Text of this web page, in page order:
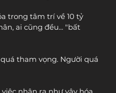
trong tâm trí về 10 tỷ
ai cũng đều... "bất
tham vọng. Người quá